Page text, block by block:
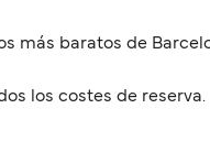
más baratos de
los costes de reserva.